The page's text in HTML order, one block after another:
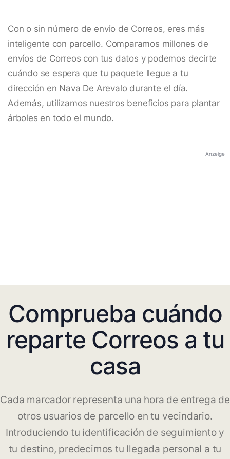
Con o sin número de envío de Correos, eres más
inteligente con parcello. Comparamos millones de
envíos de Correos con tus datos y podemos decirte
cuándo se espera que tu paquete llegue a tu
dirección en Nava De Arevalo durante el día.
Además, utilizamos nuestros beneficios para plantar
árboles en todo el mundo.
Anzeige
Comprueba cuándo
reparte Correos a tu
casa
Cada marcador representa una hora de entrega de
otros usuarios de parcello en tu vecindario.
Introduciendo tu identificación de seguimiento y
tu destino, predecimos tu llegada personal a tu